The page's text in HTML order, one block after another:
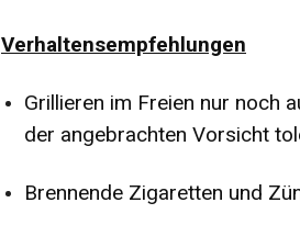
Verhaltensempfehlungen
Grillieren im Freien nur noch
der angebrachten Vorsicht
Brennende Zigaretten und